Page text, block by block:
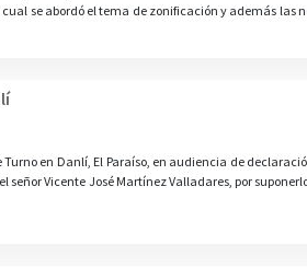
se abordó el tema de zonificación y además las
Turno en Danlí, El Paraíso, en audiencia de
Vicente José Martínez Valladares, por